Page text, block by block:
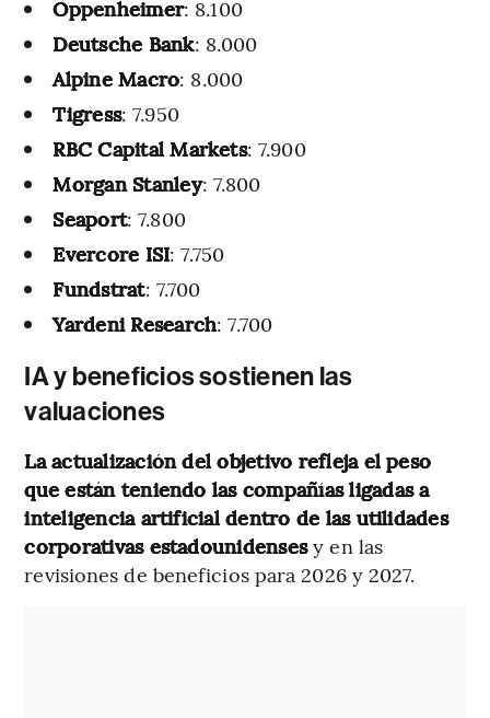
Oppenheimer: 8.100
Deutsche Bank: 8.000
Alpine Macro: 8.000
Tigress: 7.950
RBC Capital Markets: 7.900
Morgan Stanley: 7.800
Seaport: 7.800
Evercore ISI: 7.750
Fundstrat: 7.700
Yardeni Research: 7.700
IA y beneficios sostienen las
valuaciones
La actualización del objetivo refleja el peso
que están teniendo las compañías ligadas a
inteligencia artificial dentro de las utilidades
corporativas estadounidensesy en las
revisiones de beneficios para 2026 y 2027.